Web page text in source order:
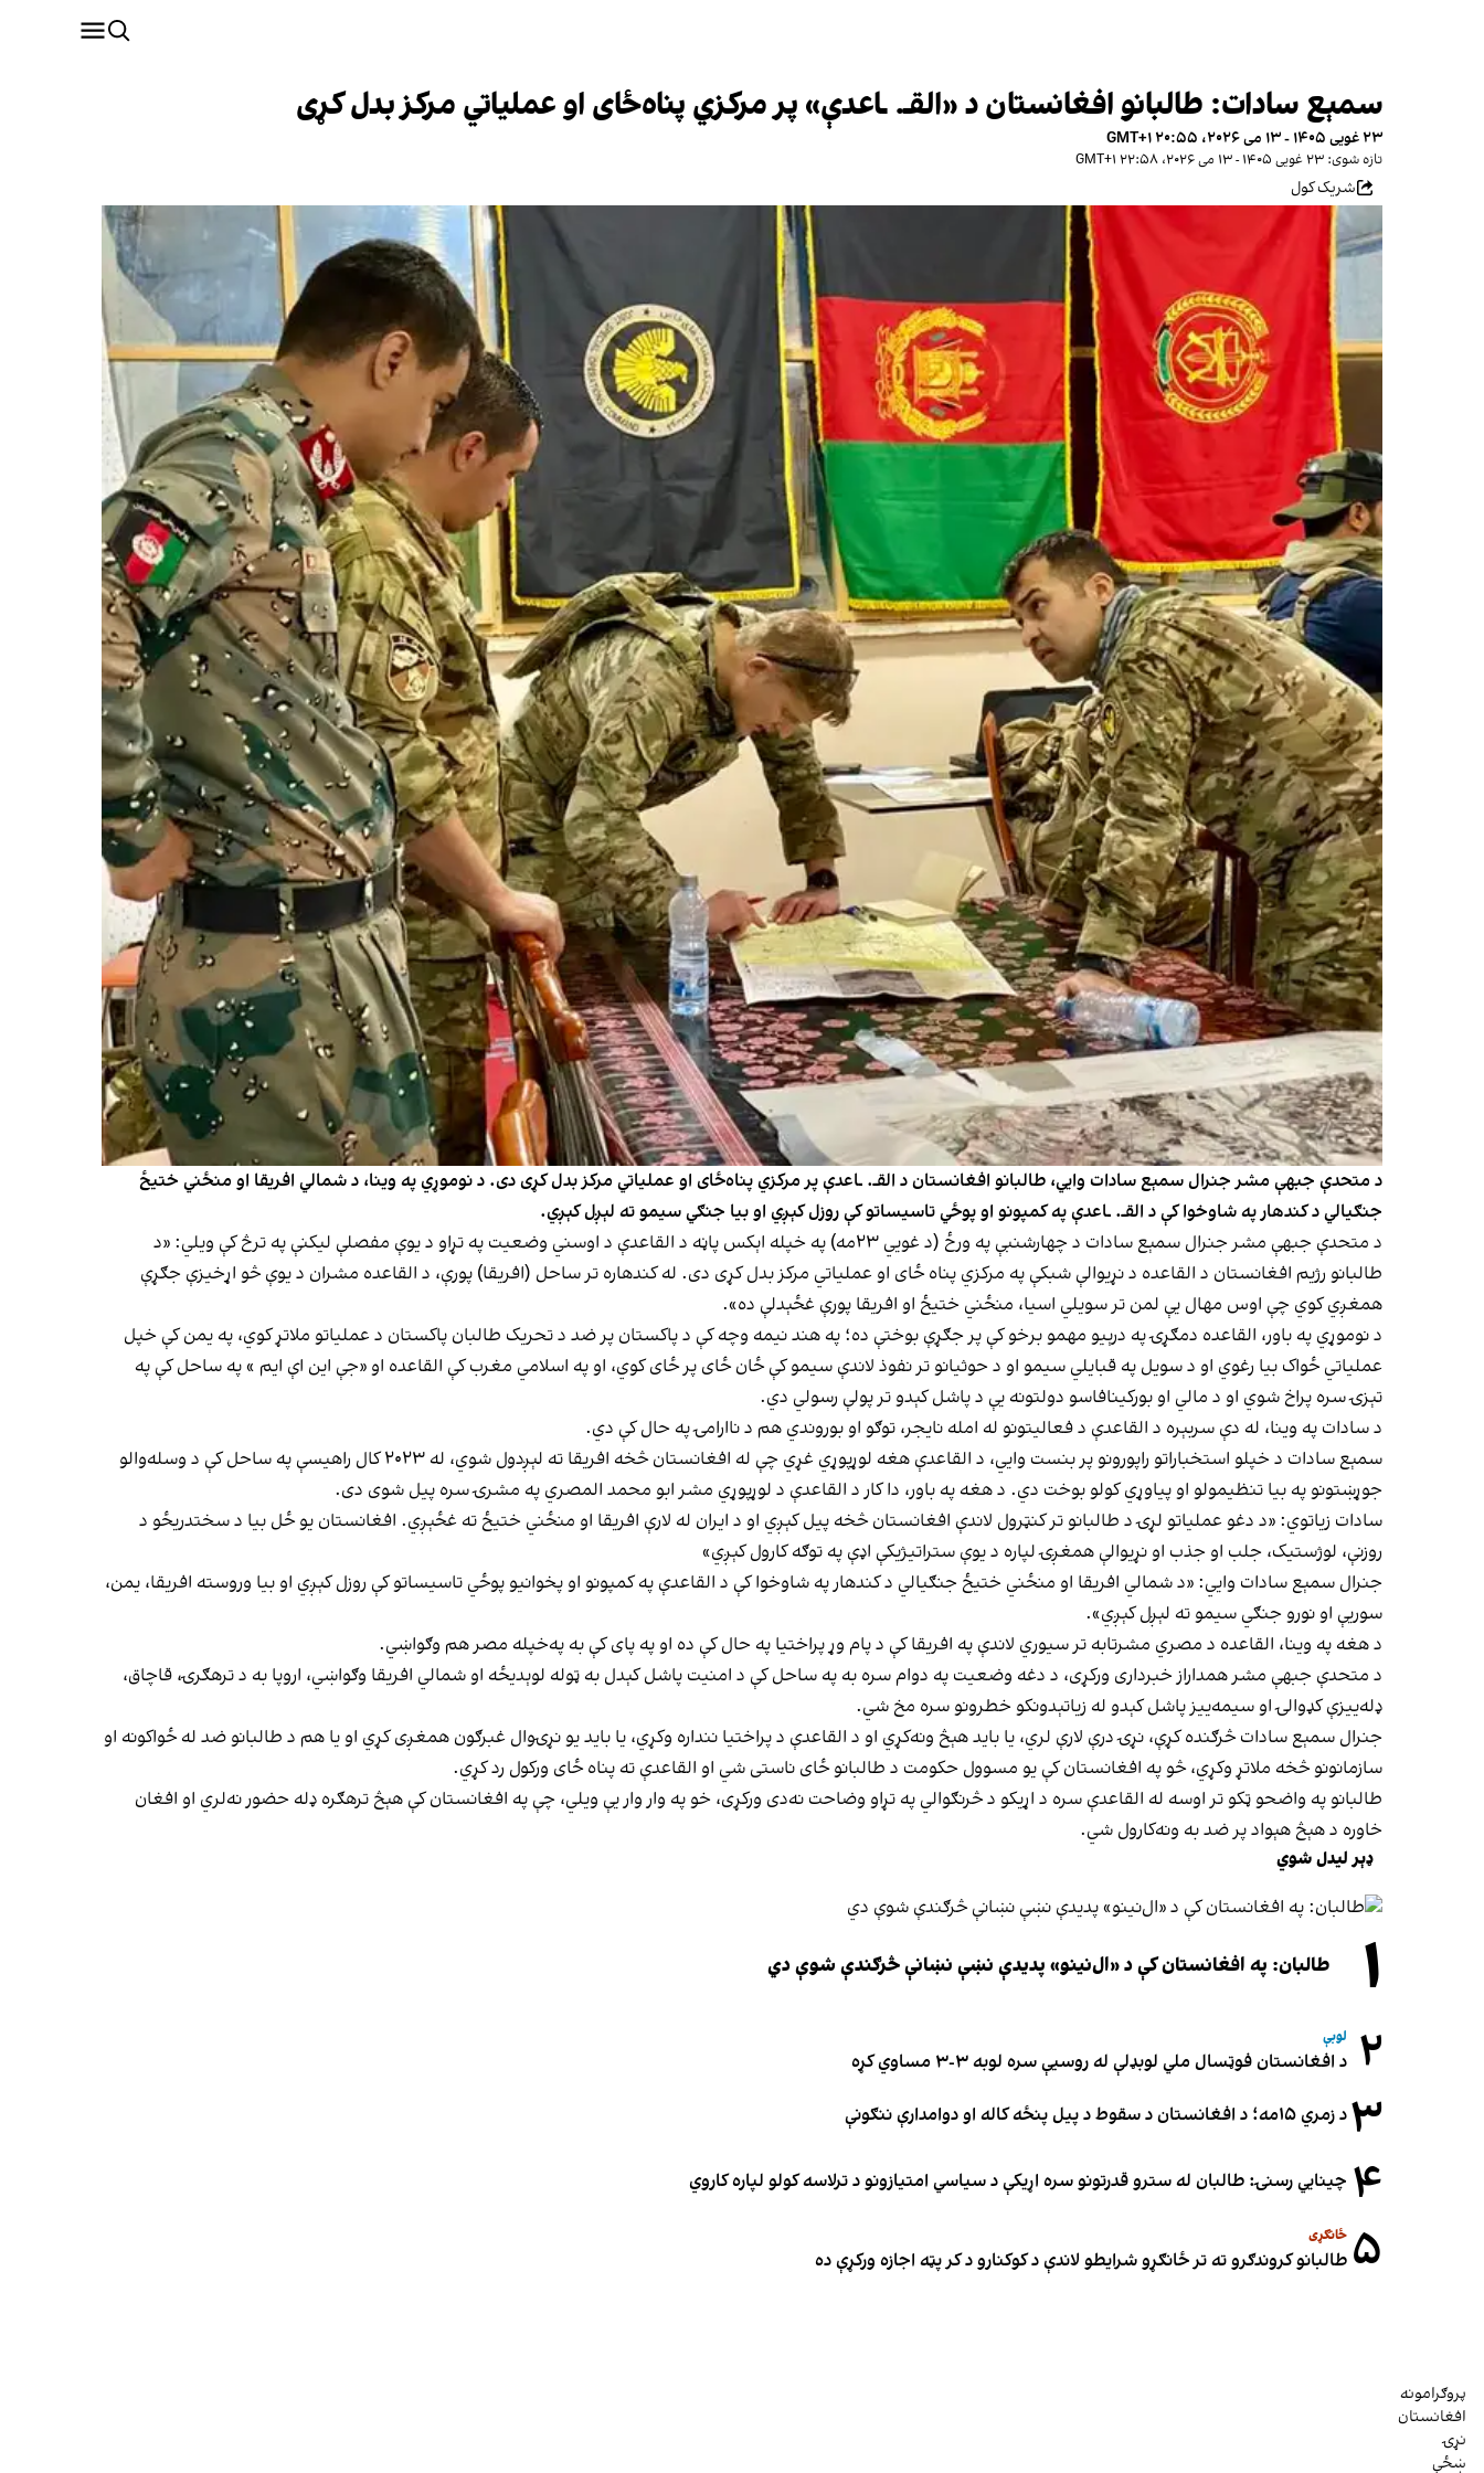
سمېع سادات: طالبانو افغانستان د «القـ. ـاعدې» پر مرکزي پناه‌ځای او عملیاتي مرکز بدل کړی
۲۳ غویی ۱۴۰۵ - ۱۳ می ۲۰۲۶، ۲۰:۵۵ GMT+۱
تازه شوی: ۲۳ غویی ۱۴۰۵ - ۱۳ می ۲۰۲۶، ۲۲:۵۸ GMT+۱
شریک کول
د متحدې جبهې مشر جنرال سمېع سادات وايي، طالبانو افغانستان د القـ. ـاعدې پر مرکزي پنا‌ه‌ځای او عملیاتي مرکز بدل کړی دی. د نوموړي په وینا، د شمالي افریقا او منځني ختیځ
جنګیالي د کندهار په شاوخوا کې د القـ. ـاعدې په کمپونو او پوځي تاسیساتو کې روزل کېږي او بیا جنګي سیمو ته لېږل کېږي.
د متحدې جبهې مشر جنرال سمېع سادات د چهارشنبې په ورځ (د غويي ۲۳مه) په خپله اېکس پاڼه د القاعدې د اوسني وضعیت په تړاو د یوې مفصلې لیکنې په ترڅ کې ویلي: «د
طالبانو رژیم افغانستان د القاعده د نړیوالې شبکې په مرکزي پناه ځای او عملیاتي مرکز بدل کړی دی. له کندهاره تر ساحل (افریقا) پورې، د القاعده مشران د یوې څو اړخیزې جګړې
همغږي کوي چې اوس مهال یې لمن تر سویلي اسیا، منځني ختیځ او افریقا پورې غځېدلې ده».
د نوموړي په باور، القاعده دمګړۍ په درېیو مهمو برخو کې پر جګړې بوختې ده؛ په هند نیمه وچه کې د پاکستان پر ضد د تحریک طالبان پاکستان د عملیاتو ملاتړ کوي، په یمن کې خپل
عملیاتي ځواک بیا رغوي او د سویل په قبایلي سیمو او د حوثيانو تر نفوذ لاندې سیمو کې ځان ځای پر ځای کوي، او په اسلامي مغرب کې القاعده او «جې این اې ایم » په ساحل کې په
تېزۍ سره پراخ شوي او د مالي او بورکینافاسو دولتونه یې د پاشل کېدو تر پولې رسولي دي.
د سادات په وینا، له دې سربېره د القاعدې د فعالیتونو له امله نایجر، توګو او بوروندي هم د ناارامۍ په حال کې دي.
سمېع سادات د خپلو استخباراتو راپورونو پر بنست وايي، د القاعدې هغه لوړپوړي غړي چې له افغانستان څخه افریقا ته لېږدول شوي، له ۲۰۲۳ کال راهیسې په ساحل کې د وسله‌والو
جوړښتونو په بیا تنظیمولو او پیاوړي کولو بوخت دي. د هغه په باور، دا کار د القاعدې د لوړپوړي مشر ابو محمد المصري په مشرۍ سره پیل شوی دی.
سادات زیاتوي: «د دغو عملیاتو لړۍ د طالبانو تر کنټرول لاندې افغانستان څخه پیل کېږي او د ایران له لارې افریقا او منځني ختیځ ته غځېږي. افغانستان یو ځل بیا د سختدریځو د
روزنې، لوژستیک، جلب او جذب او نړیوالې همغږۍ لپاره د یوې ستراتیژیکې اډې په توګه کارول کېږي»
جنرال سمېع سادات وايي: «د شمالي افریقا او منځني ختیځ جنګیالي د کندهار په شاوخوا کې د القاعدې په کمپونو او پخوانیو پوځي تاسیساتو کې روزل کېږي او بیا وروسته افریقا، یمن،
سوریې او نورو جنګي سیمو ته لېږل کېږي».
د هغه په وینا، القاعده د مصري مشرتابه تر سیوري لاندې په افریقا کې د پام وړ پراختیا په حال کې ده او په پای کې به په‌خپله مصر هم وګواښي.
د متحدې جبهې مشر همداراز خبرداری ورکړی، د دغه وضعیت په دوام سره به په ساحل کې د امنیت پاشل کېدل به ټوله لوېدیځه او شمالي افریقا وګواښي، اروپا به د ترهګرۍ، قاچاق،
ډله‌ییزې کډوالۍ او سیمه‌ییز پاشل کېدو له زیاتېدونکو خطرونو سره مخ شي.
جنرال سمېع‌ سادات څرګنده کړې، نړۍ درې لارې لري، یا باید هېڅ ونه‌کړي او د القاعدې د پراختیا ننداره وکړي، یا باید یو نړۍوال غبرګون همغږی کړي او یا هم د طالبانو ضد له ځواکونه او
سازمانونو څخه ملاتړ وکړي، څو په افغانستان کې یو مسوول حکومت د طالبانو ځای ناستی شي او القاعدې ته پناه ځای ورکول رد کړي.
طالبانو په واضحو ټکو تر اوسه له القاعدې سره د اړیکو د څرنګوالي په تړاو وضاحت نه‌دی ورکړی، خو په وار وار یې ویلي، چې په افغانستان کې هېڅ ترهګره ډله حضور نه‌لري او افغان
خاوره د هېڅ هېواد پر ضد به ونه‌کارول شي.
ډېر لیدل شوي
۱ طالبان: په افغانستان کې د «ال‌نینو» پدیدې نښې نښانې څرګندې شوې دي
۲ لوبې
د افغانستان فوټسال ملي لوبډلې له روسیې سره لوبه ۳-۳ مساوي کړه
۳د زمري ۱۵مه؛ د افغانستان د سقوط د پیل پنځه کاله او دوامدارې ننګونې
۴ چینایي رسنۍ: طالبان له سترو قدرتونو سره اړیکې د سیاسي امتیازونو د ترلاسه کولو لپاره کاروي
۵ ځانګړی
طالبانو کروندګرو ته تر ځانګړو شرایطو لاندې د کوکنارو د کر پټه اجازه ورکړې ده
پروګرامونه
افغانستان
نړۍ
ښځې